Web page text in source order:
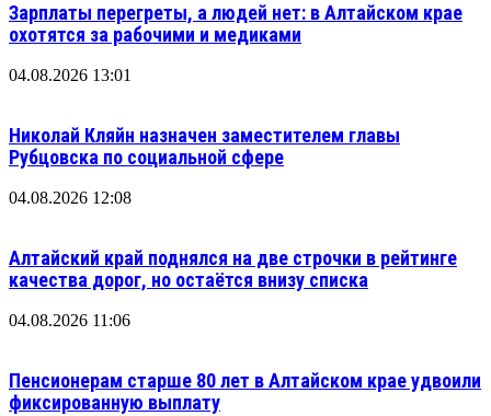
Зарплаты перегреты, а людей нет: в Алтайском крае
охотятся за рабочими и медиками
04.08.2026 13:01
Николай Кляйн назначен заместителем главы
Рубцовска по социальной сфере
04.08.2026 12:08
Алтайский край поднялся на две строчки в рейтинге
качества дорог, но остаётся внизу списка
04.08.2026 11:06
Пенсионерам старше 80 лет в Алтайском крае удвоили
фиксированную выплату